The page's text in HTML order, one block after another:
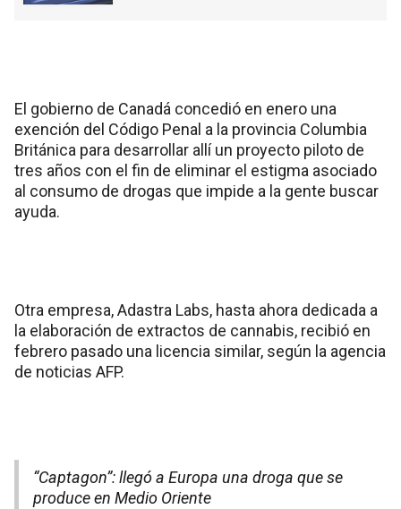
El gobierno de Canadá concedió en enero una
exención del Código Penal a la provincia Columbia
Británica para desarrollar allí un proyecto piloto de
tres años con el fin de eliminar el estigma asociado
al consumo de drogas que impide a la gente buscar
ayuda.
Otra empresa, Adastra Labs, hasta ahora dedicada a
la elaboración de extractos de cannabis, recibió en
febrero pasado una licencia similar, según la agencia
de noticias AFP.
“Captagon”: llegó a Europa una droga que se
produce en Medio Oriente